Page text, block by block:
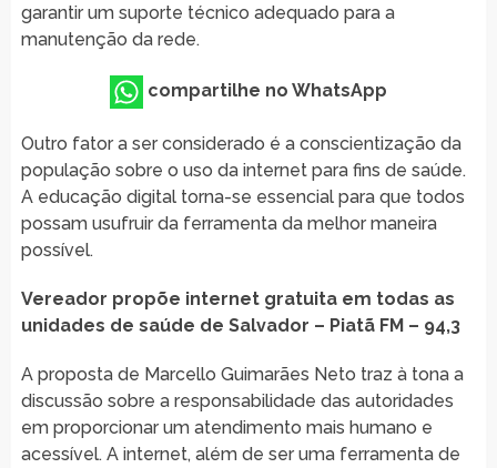
garantir um suporte técnico adequado para a
manutenção da rede.
compartilhe no WhatsApp
Outro fator a ser considerado é a conscientização da
população sobre o uso da internet para fins de saúde.
A educação digital torna-se essencial para que todos
possam usufruir da ferramenta da melhor maneira
possível.
Vereador propõe internet gratuita em todas as
unidades de saúde de Salvador – Piatã FM – 94,3
A proposta de Marcello Guimarães Neto traz à tona a
discussão sobre a responsabilidade das autoridades
em proporcionar um atendimento mais humano e
acessível. A internet, além de ser uma ferramenta de